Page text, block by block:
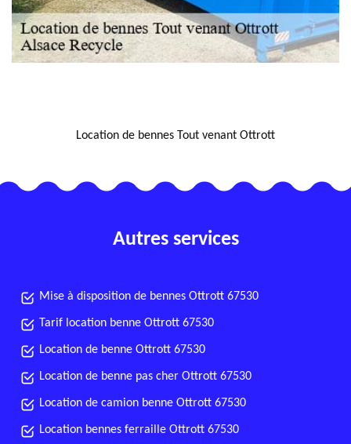
Location de bennes Tout venant Ottrott
Autres services
Mise à disposition de bennes Ottrott 67530
Tarif location benne Ottrott 67530
Location de benne Ottrott 67530
Location de benne pas cher Ottrott 67530
Location de camion benne Ottrott 67530
Location bennes ferraille Ottrott 67530